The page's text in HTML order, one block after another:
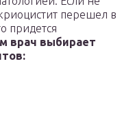
перешел в
придется
врач выбирает